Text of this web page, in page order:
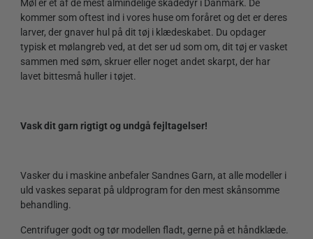
Møl er et af de mest almindelige skadedyr i Danmark. De
kommer som oftest ind i vores huse om foråret og det er deres
larver, der gnaver hul på dit tøj i klædeskabet. Du opdager
typisk et mølangreb ved, at det ser ud som om, dit tøj er vasket
sammen med søm, skruer eller noget andet skarpt, der har
lavet bittesmå huller i tøjet.
Vask dit garn rigtigt og undgå fejltagelser!
Vasker du i maskine anbefaler Sandnes Garn, at alle modeller i
uld vaskes separat på uldprogram for den mest skånsomme
behandling.
Centrifuger godt og tør modellen fladt, gerne på et håndklæde.